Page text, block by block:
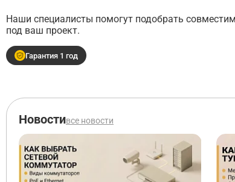
Наши специалисты помогут подобрать
под ваш проект.
Гарантия 1 год
Новостивсе новости